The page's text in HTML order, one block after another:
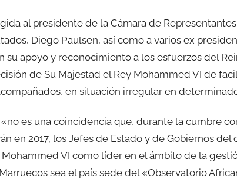
al presidente de la Cámara de
Diego Paulsen, así como a varios ex
su apoyo y reconocimiento a los esfuerzos del
de Su Majestad el Rey Mohammed VI de
en situación irregular en
es una coincidencia que, durante la cumbre
en 2017, los Jefes de Estado y de Gobiernos
Mohammed VI como líder en el ámbito de la
sea el país sede del «Observatorio